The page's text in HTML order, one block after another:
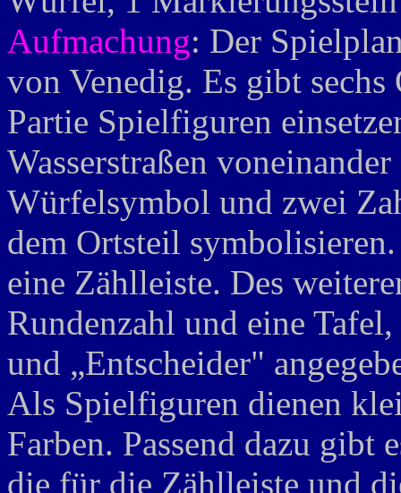
Aufmachung: Der
von Venedig. Es gibt
Partie Spielfiguren
Wasserstraßen
Würfelsymbol und zwei
dem Ortsteil
eine Zählleiste. Des
Rundenzahl und eine
und „Entscheider"
Als Spielfiguren dienen
Farben. Passend dazu gibt
die für die Zählleiste und